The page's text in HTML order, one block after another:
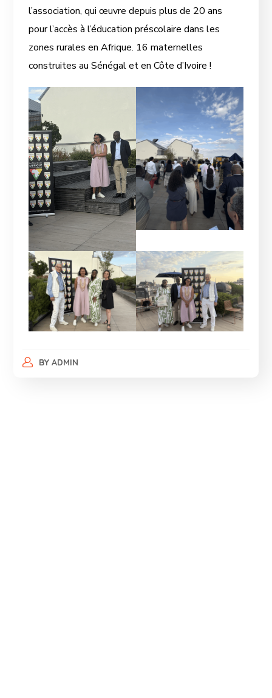
l’association, qui œuvre depuis plus de 20 ans
pour l’accès à l’éducation préscolaire dans les
zones rurales en Afrique. 16 maternelles
construites au Sénégal et en Côte d’Ivoire !
BY ADMIN